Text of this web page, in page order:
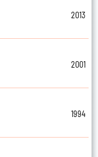
2013
2001
1994